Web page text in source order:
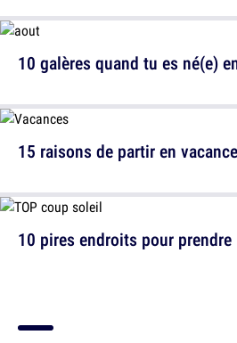
15 raisons de partir en
10 galères quand tu es né(e)
10 pires endroits pour